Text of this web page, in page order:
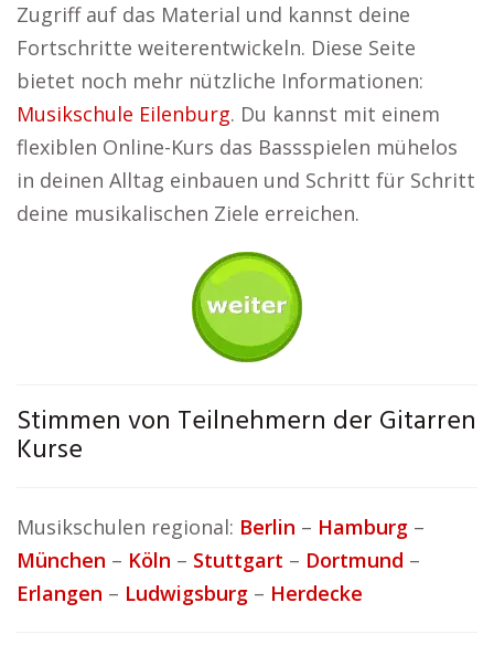
Zugriff auf das Material und kannst deine
Fortschritte weiterentwickeln. Diese Seite
bietet noch mehr nützliche Informationen:
Musikschule Eilenburg. Du kannst mit einem
flexiblen Online-Kurs das Bassspielen mühelos
in deinen Alltag einbauen und Schritt für Schritt
deine musikalischen Ziele erreichen.
Stimmen von Teilnehmern der Gitarren
Kurse
Musikschulen regional: Berlin – Hamburg –
München – Köln – Stuttgart – Dortmund –
Erlangen – Ludwigsburg – Herdecke